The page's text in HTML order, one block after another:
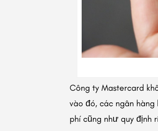
Công ty Mastercard
vào đó, các ngân
phí cũng như quy định